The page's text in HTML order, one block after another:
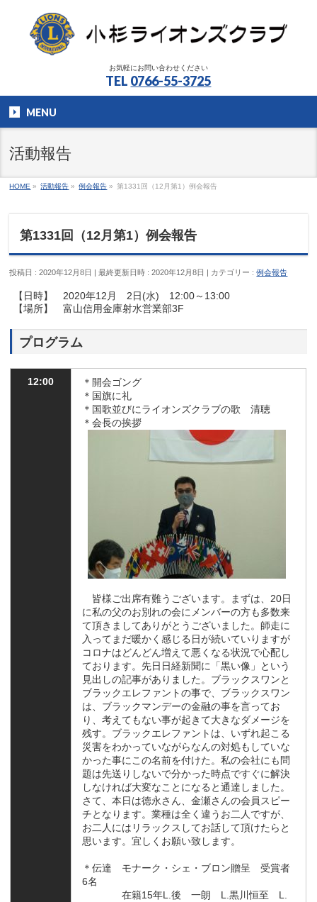
お気軽にお問い合わせください
TEL 0766-55-3725
MENU
活動報告
HOME » 活動報告 » 例会報告 » 第1331回（12月第1）例会報告
第1331回（12月第1）例会報告
投稿日 : 2020年12月8日 最終更新日時 : 2020年12月8日 カテゴリー :例会報告
【日時】 2020年12月 2日(水) 12:00～13:00
【場所】 富山信用金庫射水営業部3F
プログラム
12:00
＊開会ゴング
＊国旗に礼
＊国歌並びにライオンズクラブの歌 清聴
＊会長の挨拶
皆様ご出席有難うございます。まずは、 20日
に私の父のお別れの会にメンバーの方も多数来
て頂きましてありがとうございました。師走に
入ってまだ暖かく感じる日が続いていりますが
コロナはどんどん増えて悪くなる状況で心配し
ております。先日日経新聞に「黒い像」という
見出しの記事がありました。ブラックスワンと
ブラックエレファントの事で、ブラックスワン
は、ブラックマンデーの金融の事を言ってお
り、考えてもない事が起きて大きなダメージを
残す。ブラックエレファントは、いずれ起こる
災害をわかっていながらなんの対処もしていな
かった事にこの名前を付けた。私の会社にも問
題は先送りしないで分かった時点ですぐに解決
しなければ大変なことになると通達しました。
さて、本日は徳永さん、金瀬さんの会員スピー
チとなります。業種は全く違うお二人ですが、
お二人にはリラックスしてお話して頂けたらと
思います。宜しくお願い致します。
＊伝達 モナーク・シェ・ブロン贈呈 受賞者
6名
在籍15年L.後 一朗 L.黒川恒至 L.